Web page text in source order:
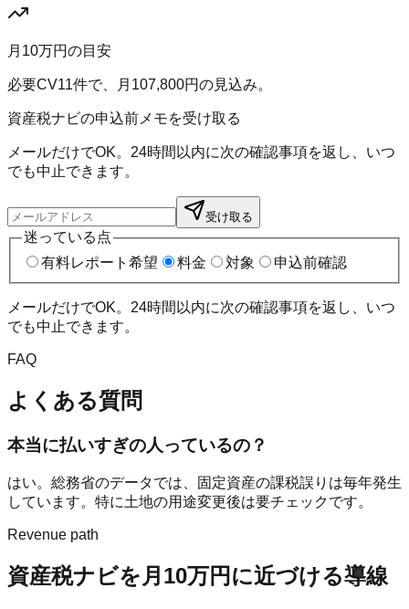
月10万円の目安
必要CV11件で、月 107,800円の見込み。
資産税ナビの申込前メモを受け取る
メールだけでOK。24時間以内に次の確認事項を返し、いつ
でも中止できます。
受け取る
迷っている点
有料レポート希望
料金 対象 申込前確認
メールだけでOK。24時間以内に次の確認事項を返し、いつ
でも中止できます。
FAQ
よくある質問
本当に払いすぎの人っているの？
はい。総務省のデータでは、固定資産の課税誤りは毎年発生
しています。特に土地の用途変更後は要チェックです。
Revenue path
資産税ナビを月10万円に近づける導線